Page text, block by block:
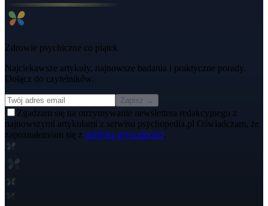
Zdrowie psychiczne co piątek
Najciekawsze artykuły, najnowsze badania i praktyczne porady.
Dołącz do czytelników.
Zapisz →
Zgadzam się na otrzymywanie newslettera redakcyjnego z
najnowszymi artykułami z serwisu psychopedia.pl Oświadczam, że
zapoznałem/am się z polityką prywatności.